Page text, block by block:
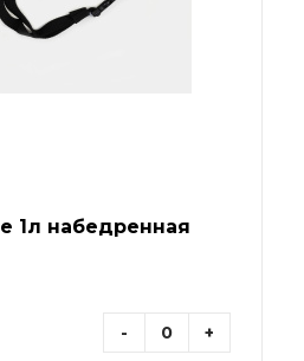
1л набедренная
- +